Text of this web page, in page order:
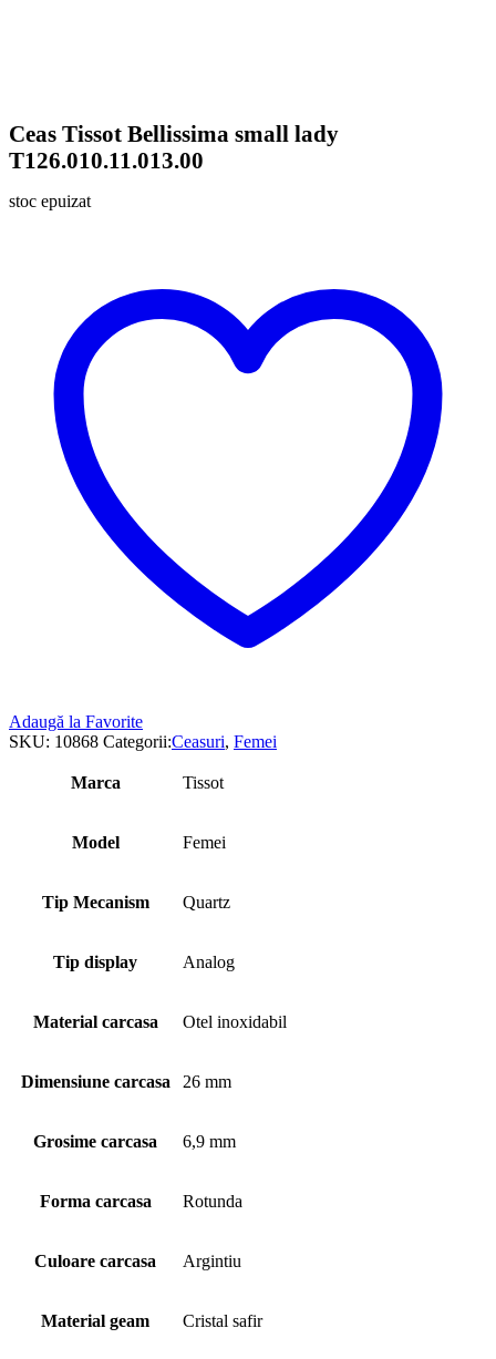
Ceas Tissot Bellissima small lady
T126.010.11.013.00
stoc epuizat
Adaugă la Favorite
SKU: 10868 Categorii:Ceasuri, Femei
Marca Tissot
Model Femei
Tip Mecanism Quartz
Tip display Analog
Material carcasa Otel inoxidabil
Dimensiune carcasa 26 mm
Grosime carcasa 6,9 mm
Forma carcasa Rotunda
Culoare carcasa Argintiu
Material geam Cristal safir